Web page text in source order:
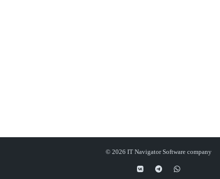
© 2026 IT Navigator Software company